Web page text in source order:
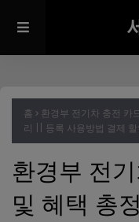
홈 환경부 전기차 충전 카
리 || 등록 사용방법 결제 할
환경부 전
및 혜택 총